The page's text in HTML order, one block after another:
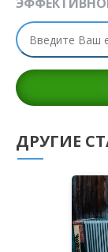
ДРУГИЕ